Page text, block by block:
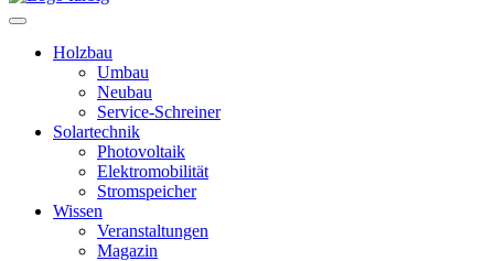
Holzbau
Umbau
Neubau
Service-Schreiner
Solartechnik
Photovoltaik
Elektromobilität
Stromspeicher
Wissen
Veranstaltungen
Magazin